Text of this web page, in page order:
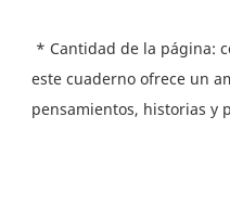
este cuaderno ofrece un